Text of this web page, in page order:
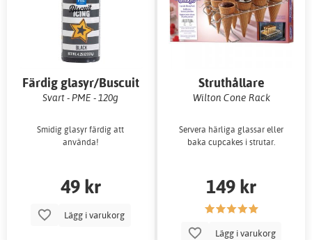
Färdig glasyr/Buscuit
Icing
Svart - PME - 120g
Smidig glasyr färdig att
använda!
49 kr
Lägg i varukorg
Struthållare
Wilton Cone Rack
Servera härliga glassar eller
baka cupcakes i strutar.
149 kr
Lägg i varukorg